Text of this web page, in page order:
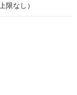
限なし）